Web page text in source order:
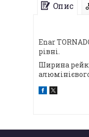
Опис
Enar
рівні.
Ширина